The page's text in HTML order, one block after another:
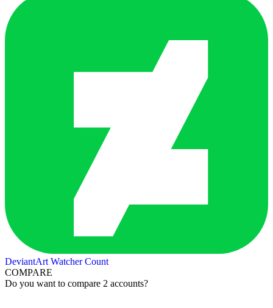
DeviantArt Watcher Count
COMPARE
Do you want to compare 2 accounts?